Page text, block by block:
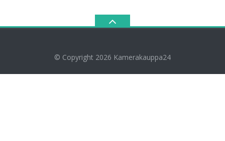
© Copyright 2026 Kamerakauppa24